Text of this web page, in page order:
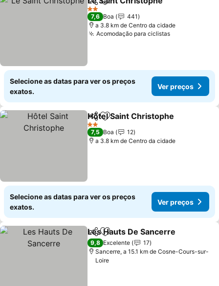
PartilharAdicionar aos favoritos
2 Estrelas
7,6 Boa
441
a 3.8 km de Centro da cidade
Acomodação para ciclistas
Selecione as datas para ver os preços
exatos.
Ver preços
PartilharAdicionar aos favoritos
Hôtel Saint Christophe
2 Estrelas
7,5 Boa
12
a 3.8 km de Centro da cidade
Selecione as datas para ver os preços
exatos.
Ver preços
PartilharAdicionar aos favoritos
Les Hauts De Sancerre
9,8 Excelente
17
Sancerre, a 15.1 km de Cosne-Cours-sur-
Loire